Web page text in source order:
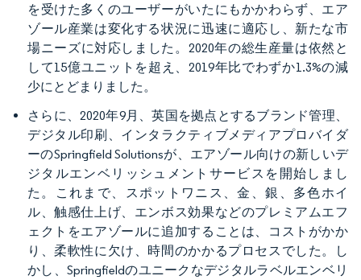
を受けた多くのユーザーがいたにもかかわらず、エア
ゾール産業は変化する状況に迅速に適応し、新たな市
場ニーズに対応しました。2020年の総生産量は依然と
して15億ユニットを超え、2019年比でわずか1.3%の減
少にとどまりました。
さらに、2020年9月、英国を拠点とするブランド管理、
デジタル印刷、インタラクティブメディアプロバイダ
ーのSpringfield Solutionsが、エアゾール向けの新しいデ
ジタルエンベリッシュメントサービスを開始しまし
た。これまで、スポットワニス、金、銀、多色ホイ
ル、触感仕上げ、エンボス効果などのプレミアムエフ
ェクトをエアゾールに追加することは、コストがかか
り、柔軟性に欠け、時間のかかるプロセスでした。し
かし、Springfieldのユニークなデジタルラベルエンベリ